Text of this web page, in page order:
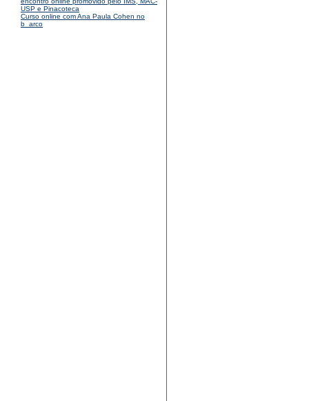
USP e Pinacoteca
Curso online com Ana Paula Cohen no
b_arco